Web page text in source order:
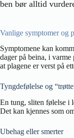
ben bør alltid
Vanlige symptomer og
Symptomene kan
dager på beina, i
at plagene er verst på
Tyngdefølelse og
En tung, sliten følelse i
Det kan kjennes som
Ubehag eller smerter